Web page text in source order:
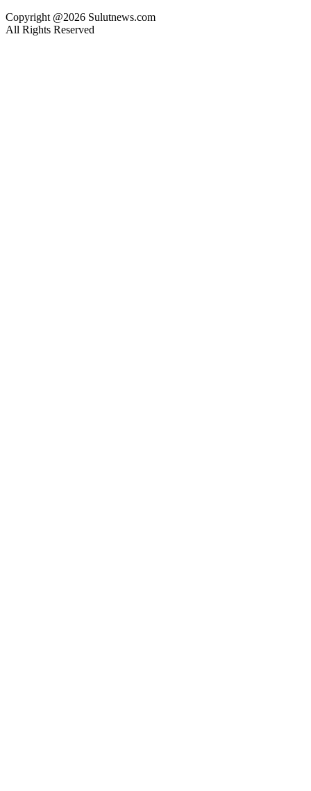
Copyright @2026 Sulutnews.com
All Rights Reserved